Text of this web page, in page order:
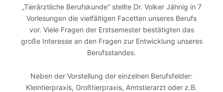
„Tierärztliche Berufskunde“ stellte Dr. Volker Jähnig in 7
Vorlesungen die vielfältigen Facetten unseres Berufs
vor. Viele Fragen der Erstsemester bestätigten das
große Interesse an den Fragen zur Entwicklung unseres
Berufsstandes.
Neben der Vorstellung der einzelnen Berufsfelder:
Kleintierpraxis, Großtierpraxis, Amtstierarzt oder z.B.